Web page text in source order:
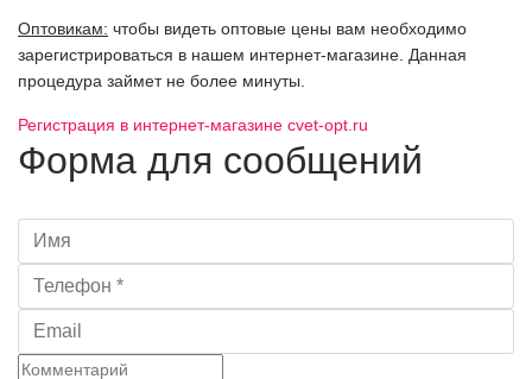
Оптовикам: чтобы видеть оптовые цены вам необходимо
зарегистрироваться в нашем интернет-магазине. Данная
процедура займет не более минуты.
Регистрация в интернет-магазине cvet-opt.ru
Форма для сообщений